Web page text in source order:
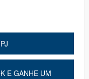
E GANHE UM